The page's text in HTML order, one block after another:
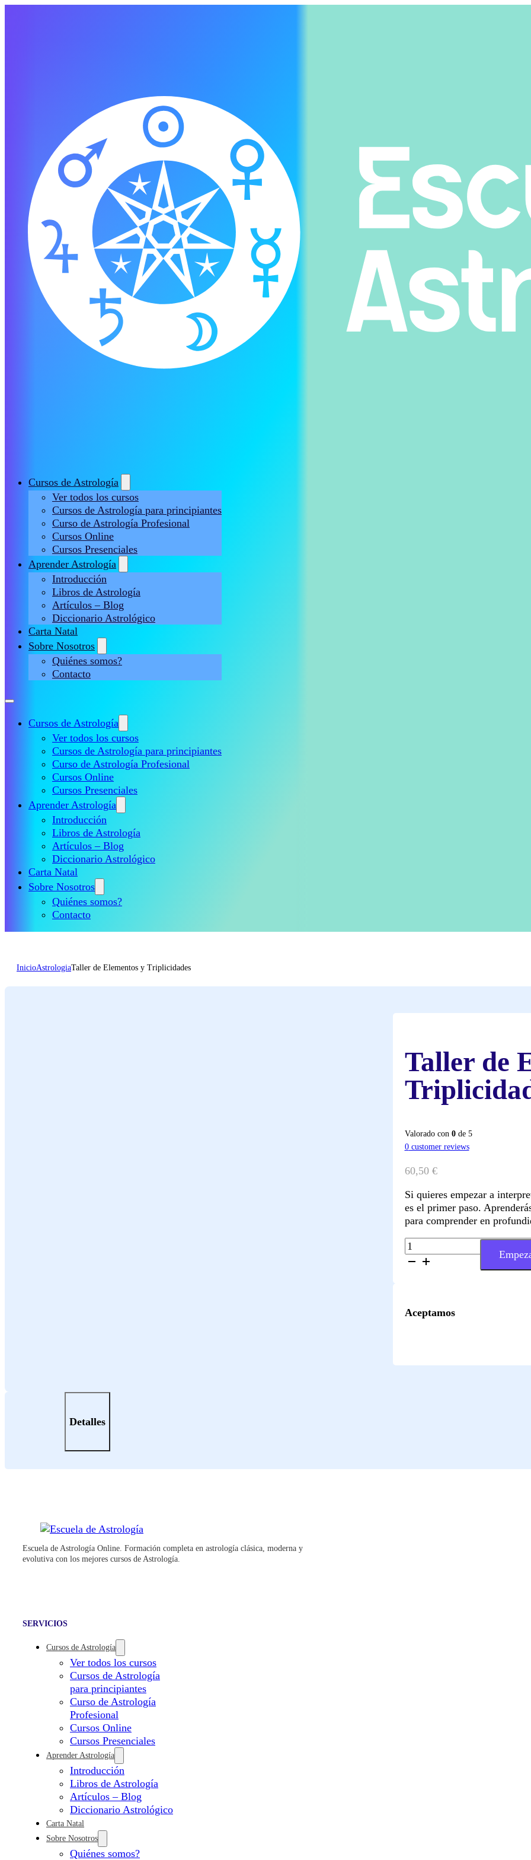
Cursos de Astrología
Ver todos los cursos
Cursos de Astrología para principiantes
Curso de Astrología Profesional
Cursos Online
Cursos Presenciales
Aprender Astrología
Introducción
Libros de Astrología
Artículos – Blog
Diccionario Astrológico
Carta Natal
Sobre Nosotros
Quiénes somos?
Contacto
Cursos de Astrología
Ver todos los cursos
Cursos de Astrología para principiantes
Curso de Astrología Profesional
Cursos Online
Cursos Presenciales
Aprender Astrología
Introducción
Libros de Astrología
Artículos – Blog
Diccionario Astrológico
Carta Natal
Sobre Nosotros
Quiénes somos?
Contacto
InicioAstrologiaTaller de Elementos y Triplicidades
Taller de
Valorado con 0de 5
0customer reviews
60,50 €
Si quieres empezar a
es el primer paso.
para comprender en
Taller
de
cantidad
Aceptamos
Detalles
Escuela de Astrología Online. Formación completa en astrología clásica, moderna y
evolutiva con los mejores cursos de Astrología.
SERVICIOS
Cursos de Astrología
Ver todos los cursos
Cursos de Astrología
para principiantes
Curso de Astrología
Profesional
Cursos Online
Cursos Presenciales
Aprender Astrología
Introducción
Libros de Astrología
Artículos – Blog
Diccionario Astrológico
Carta Natal
Sobre Nosotros
Quiénes somos?